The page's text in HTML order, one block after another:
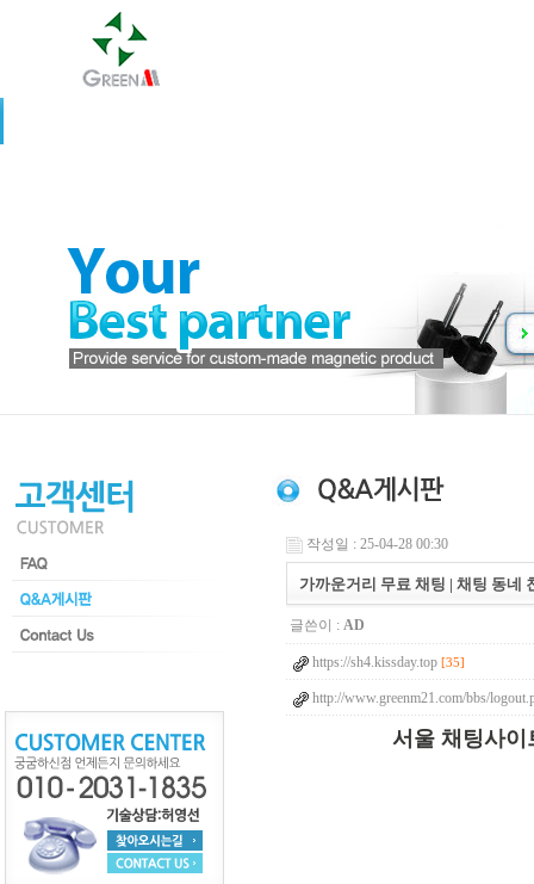
작성일 : 25-04-28 00:30
가까운거리 무료 채팅 | 채팅 동네
글쓴이 : AD
https://sh4.kissday.top [35]
http://www.greenm21.com/bbs/
서울 채­팅­사­이­